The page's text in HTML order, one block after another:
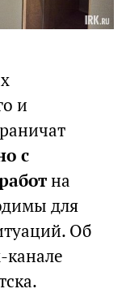
и
с
на
для
Об
канале